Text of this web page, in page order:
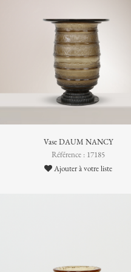
Vase DAUM NANCY
Référence : 17185
Ajouter à votre liste